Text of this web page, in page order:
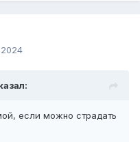
если можно страдать